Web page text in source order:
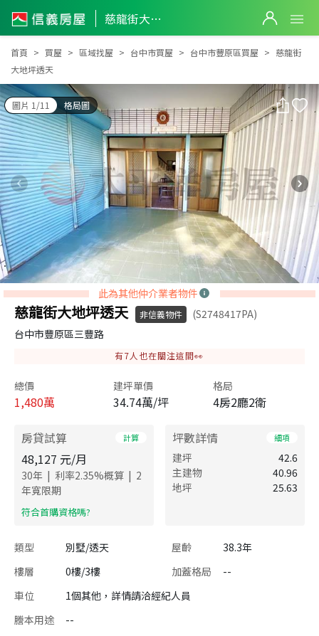
慈龍街大地坪透天
慈龍街大地坪透天
首頁 買屋 區域找屋 台中市買屋 台中市豐原區買屋
慈龍街
大地坪透天
圖片 1/11 格局圖
此為其他仲介業者物件
慈龍街大地坪透天 非信義物件
(S2748417PA)
台中市豐原區三豐路
有7人也在關注這間👀
總價
1,480萬
建坪單價
34.74萬/坪
格局
4房2廳2衛
房貸試算 計算
48,127 元/月
30年 | 利率2.35%概算 | 2
年寬限期
​符合首購資格嗎?
坪數詳情 細項
建坪
42.6
主建物
40.96
地坪
25.63
類型 別墅/透天 屋齡
38.3年
樓層
0樓/3樓 加蓋格局
--
車位
1個其他，詳情請洽經紀人員
謄本用途
--